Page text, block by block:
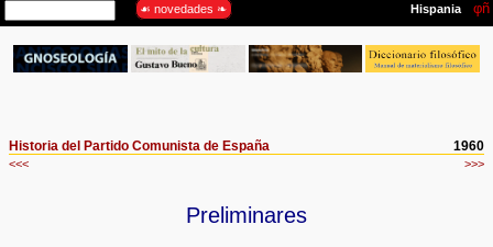
Historia del Partido Comunista de España 1960
<<< >>>
Preliminares